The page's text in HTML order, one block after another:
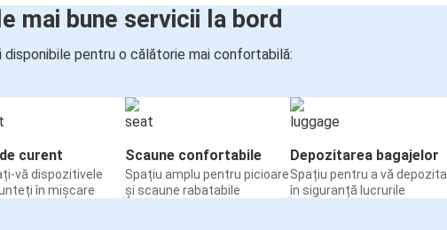
mai bune servicii la bord
disponibile pentru o călătorie mai confortabilă:
curent
vă dispozitivele
în mișcare
Scaune confortabile
Spațiu amplu pentru picioare
și scaune rabatabile
Depozitarea bagajelor
Spațiu pentru a vă depozita
în siguranță lucrurile